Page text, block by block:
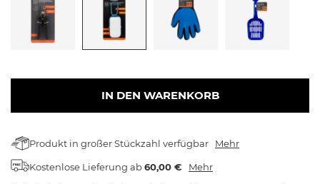
IN DEN WARENKORB
Produkt in großer Stückzahl verfügbar Mehr
Kostenlose Lieferung ab60,00 € Mehr